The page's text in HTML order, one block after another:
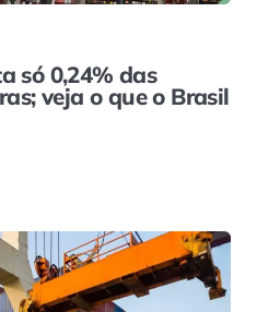
só 0,24% das
veja o que o Brasil